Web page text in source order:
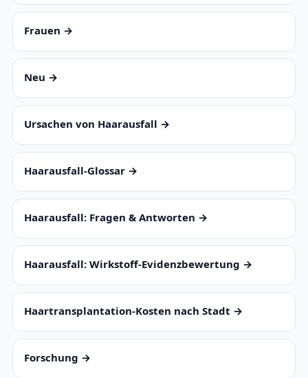
Frauen →
Neu →
Ursachen von Haarausfall →
Haarausfall-Glossar →
Haarausfall: Fragen & Antworten →
Haarausfall: Wirkstoff-Evidenzbewertung →
Haartransplantation-Kosten nach Stadt →
Forschung →